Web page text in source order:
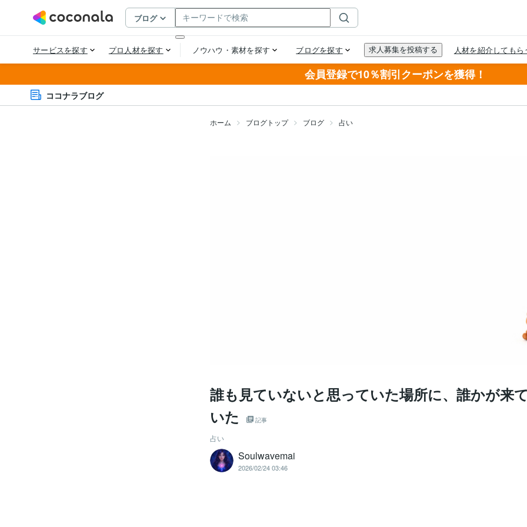
会員登録で10％割引クーポンを獲得！
ココナラブログ
ホーム ブログトップ ブログ 占い
誰も見ていないと思っていた場所に、誰かが来
いた
記事
占い
Soulwavemai
2026/02/24 03:46